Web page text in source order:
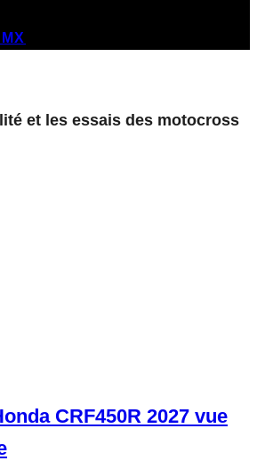
et les essais des motocross
CRF450R 2027 vue